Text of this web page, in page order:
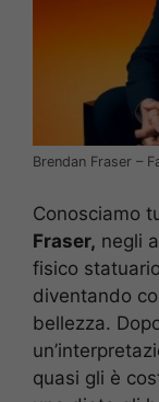
Brendan Fraser –
Conosciamo
Fraser, negli
fisico
diventando
bellezza.
quasi gli è